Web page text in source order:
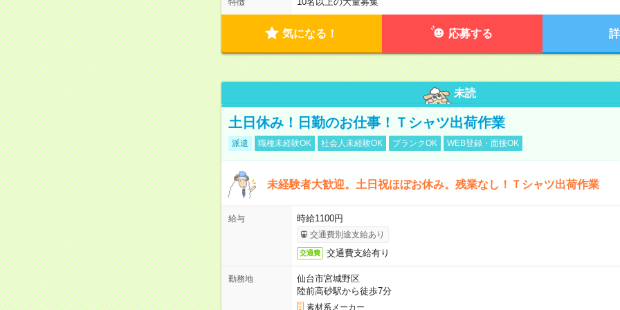
気になる！ 応募する
未読
土日休み！日勤のお仕事！Ｔシャツ出荷作業
派遣 職種未経験OK 社会人未経験OK ブランクOK WEB登録・面接OK
未経験者大歓迎。土日祝ほぼお休み。残業なし！Ｔシャツ出荷作業
給与 時給1100円
交通費別途支給あり
交通費 交通費支給有り
勤務地
仙台市宮城野区
陸前高砂駅から徒歩7分
素材系メーカー